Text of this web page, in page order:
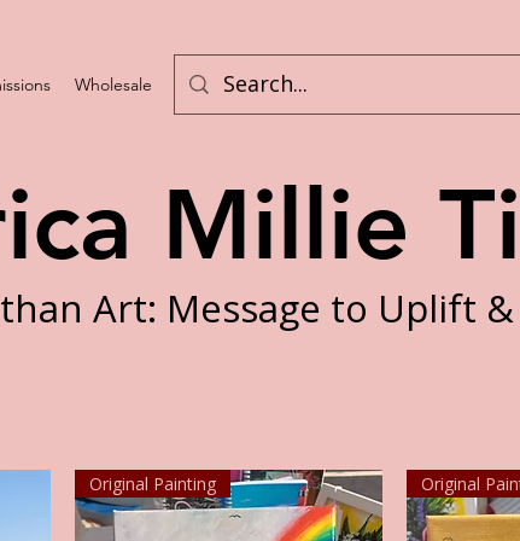
Wholesale Challenges
Art: Message to Uplift &
Millie
Original Painting Original